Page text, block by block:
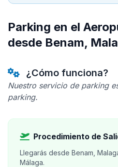
Parking en el
desde Benam,
¿Cómo funciona?
Nuestro servicio de parking
parking.
Procedimiento de
Llegarás desde Benam,
Málaga.